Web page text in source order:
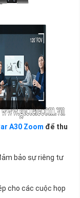
A30 Zoom để thu
bảo sự riêng tư
cho các cuộc họp